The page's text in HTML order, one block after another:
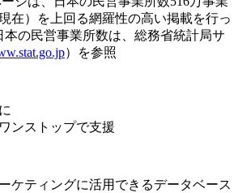
在）を上回る網羅性の高い掲載を行っ
本の民営事業所数は、総務省統計局サ
）を参照
ンストップで支援
ケティングに活用できるデータベース